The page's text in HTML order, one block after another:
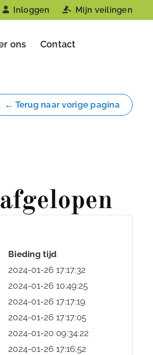
Inloggen Mijn veilingen
ons Contact
← Terug naar vorige pagina
Bieding tijd
2024-01-26 17:17:32
2024-01-26 10:49:25
2024-01-26 17:17:19
2024-01-26 17:17:05
2024-01-20 09:34:22
2024-01-26 17:16:52